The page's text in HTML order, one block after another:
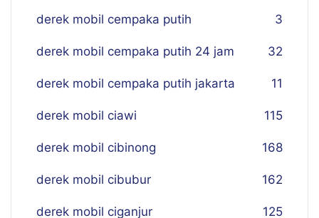
derek mobil cempaka putih 3
derek mobil cempaka putih 24 jam 32
derek mobil cempaka putih jakarta 11
derek mobil ciawi 115
derek mobil cibinong 168
derek mobil cibubur 162
derek mobil ciganjur 125